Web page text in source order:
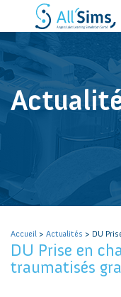
Accueil > Actualités > DU
DU Prise en
traumatisés